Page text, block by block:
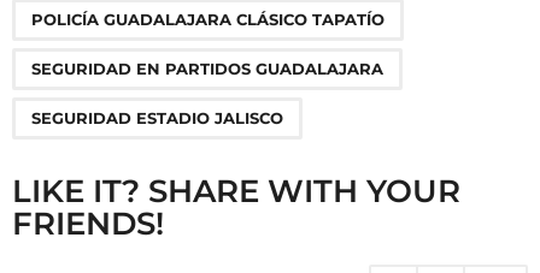
POLICÍA GUADALAJARA CLÁSICO TAPATÍO
SEGURIDAD EN PARTIDOS GUADALAJARA
SEGURIDAD ESTADIO JALISCO
LIKE IT? SHARE WITH YOUR
FRIENDS!